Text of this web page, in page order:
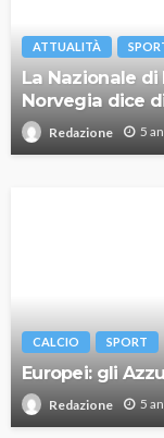
ATTUALITÀ
La Nazionale
Norvegia dice
Redazione 5
CALCIO SPORT
Europei: gli
Redazione 5